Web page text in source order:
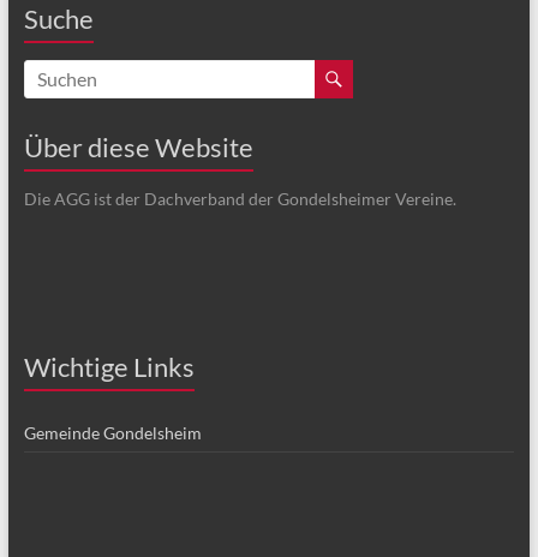
Suche
Über diese Website
Die AGG ist der Dachverband der Gondelsheimer Vereine.
Wichtige Links
Gemeinde Gondelsheim